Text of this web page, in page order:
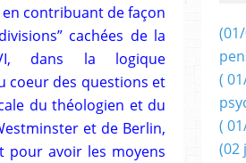
en contribuant de façon
cachées de la
dans la logique
coeur des questions et
du théologien et du
et de Berlin,
pour avoir les moyens
(
(
(02